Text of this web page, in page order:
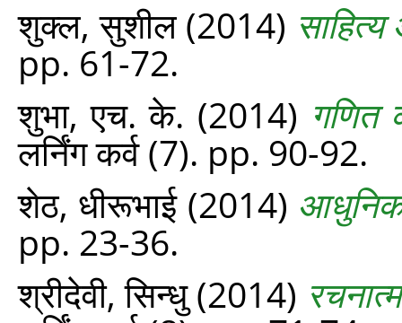
शुक्ल, सुशील(2014)
pp. 61-72.
शुभा, एच. के. (2014) गणित
लर्निंग कर्व (7). pp. 90-92.
शेठ, धीरूभाई(2014)
pp. 23-36.
श्रीदेवी, सिन्धु(2014)